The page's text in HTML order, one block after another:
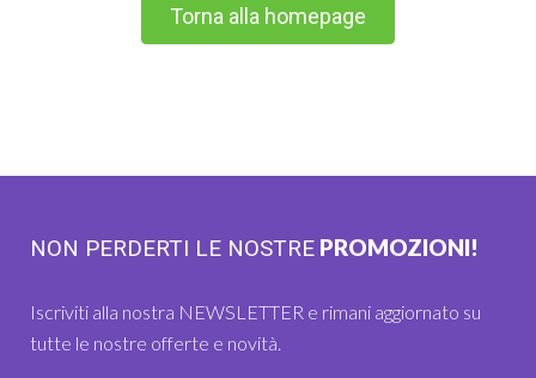
Torna alla homepage
NON PERDERTI LE NOSTRE PROMOZIONI!
Iscriviti alla nostra NEWSLETTER e rimani aggiornato su
tutte le nostre offerte e novità.